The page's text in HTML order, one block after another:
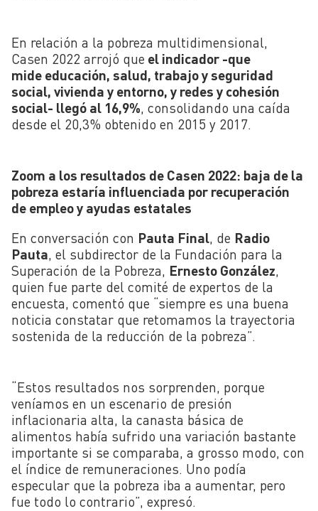
En relación a la pobreza multidimensional,
Casen 2022 arrojó que el indicador -que
mide educación, salud, trabajo y seguridad
social, vivienda y entorno, y redes y cohesión
social- llegó al 16,9%, consolidando una caída
desde el 20,3% obtenido en 2015 y 2017.
Zoom a los resultados de Casen 2022: baja de la
pobreza estaría influenciada por recuperación
de empleo y ayudas estatales
En conversación con Pauta Final, de Radio
Pauta, el subdirector de la Fundación para la
Superación de la Pobreza, Ernesto González,
quien fue parte del comité de expertos de la
encuesta, comentó que “siempre es una buena
noticia constatar que retomamos la trayectoria
sostenida de la reducción de la pobreza”.
“Estos resultados nos sorprenden, porque
veníamos en un escenario de presión
inflacionaria alta, la canasta básica de
alimentos había sufrido una variación bastante
importante si se comparaba, a grosso modo, con
el índice de remuneraciones. Uno podía
especular que la pobreza iba a aumentar, pero
fue todo lo contrario”, expresó.